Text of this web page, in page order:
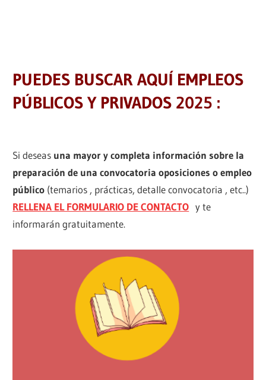
PUEDES BUSCAR AQUÍ EMPLEOS
PÚBLICOS Y PRIVADOS 2025 :
Si deseas una mayor y completa información sobre la
preparación de una convocatoria oposiciones o empleo
público (temarios , prácticas, detalle convocatoria , etc..)
RELLENA EL FORMULARIO DE CONTACTO y te
informarán gratuitamente.